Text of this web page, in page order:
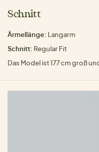
Schnitt
Ärmellänge: Langarm
Schnitt: Regular Fit
Das Model ist 177 cm groß